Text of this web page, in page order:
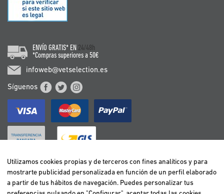
ENVÍO GRATIS* EN 24/48h
*Compras superiores a 50€
infoweb@vetselection.es
Síguenos
BELGIË / BELGIQUE
DEUTSCHLAND
Utilizamos cookies propias y de terceros con fines analíticos y para
mostrarte publicidad personalizada en función de un perfil elaborado
a partir de tus hábitos de navegación. Puedes personalizar tus